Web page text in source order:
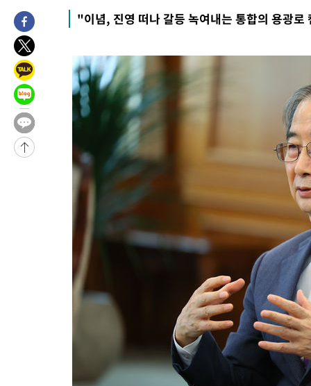
"이념, 진영 떠나 갈등 녹여내는 통합의 용광로